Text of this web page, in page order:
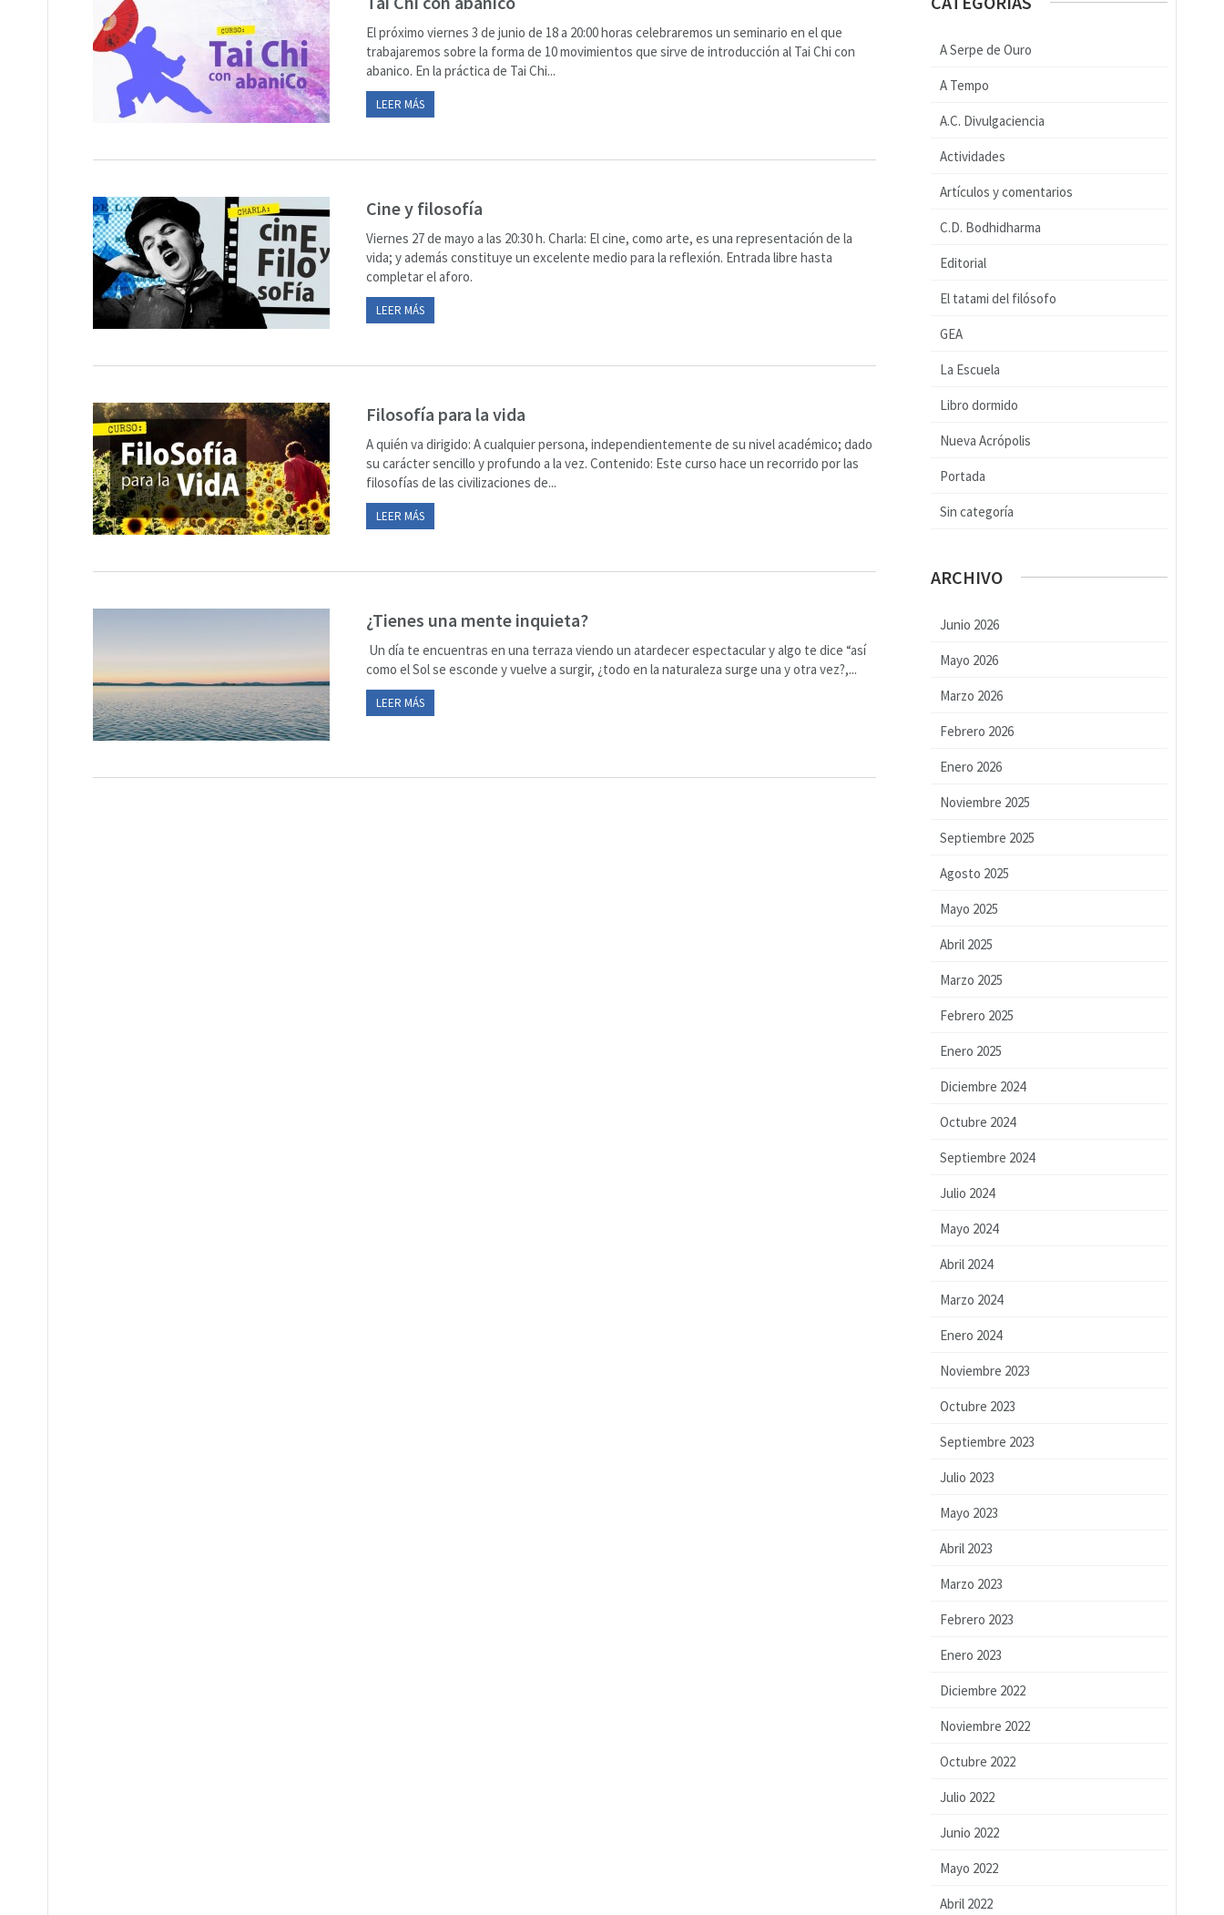
El próximo viernes 3 de junio de 18 a 20:00 horas celebraremos un seminario en el que
trabajaremos sobre la forma de 10 movimientos que sirve de introducción al Tai Chi con
abanico. En la práctica de Tai Chi...
LEER MÁS
Cine y filosofía
Viernes 27 de mayo a las 20:30 h. Charla: El cine, como arte, es una representación de la
vida; y además constituye un excelente medio para la reflexión. Entrada libre hasta
completar el aforo.
LEER MÁS
Filosofía para la vida
A quién va dirigido: A cualquier persona, independientemente de su nivel académico; dado
su carácter sencillo y profundo a la vez. Contenido: Este curso hace un recorrido por las
filosofías de las civilizaciones de...
LEER MÁS
¿Tienes una mente inquieta?
Un día te encuentras en una terraza viendo un atardecer espectacular y algo te dice “así
como el Sol se esconde y vuelve a surgir, ¿todo en la naturaleza surge una y otra vez?,...
LEER MÁS
A Serpe de Ouro
A Tempo
A.C. Divulgaciencia
Actividades
Artículos y comentarios
C.D. Bodhidharma
Editorial
El tatami del filósofo
GEA
La Escuela
Libro dormido
Nueva Acrópolis
Portada
Sin categoría
ARCHIVO
Junio 2026
Mayo 2026
Marzo 2026
Febrero 2026
Enero 2026
Noviembre 2025
Septiembre 2025
Agosto 2025
Mayo 2025
Abril 2025
Marzo 2025
Febrero 2025
Enero 2025
Diciembre 2024
Octubre 2024
Septiembre 2024
Julio 2024
Mayo 2024
Abril 2024
Marzo 2024
Enero 2024
Noviembre 2023
Octubre 2023
Septiembre 2023
Julio 2023
Mayo 2023
Abril 2023
Marzo 2023
Febrero 2023
Enero 2023
Diciembre 2022
Noviembre 2022
Octubre 2022
Julio 2022
Junio 2022
Mayo 2022
Abril 2022